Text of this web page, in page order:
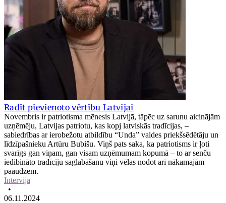
Radīt pievienoto vērtību Latvijai
Novembris ir patriotisma mēnesis Latvijā, tāpēc uz sarunu aicinājām
uzņēmēju, Latvijas patriotu, kas kopj latviskās tradīcijas, –
sabiedrības ar ierobežotu atbildību “Unda” valdes priekšsēdētāju un
līdzīpašnieku Artūru Bubišu. Viņš pats saka, ka patriotisms ir ļoti
svarīgs gan viņam, gan visam uzņēmumam kopumā – to ar senču
iedibināto tradīciju saglabāšanu viņi vēlas nodot arī nākamajām
paaudzēm.
Intervija
•
06.11.2024